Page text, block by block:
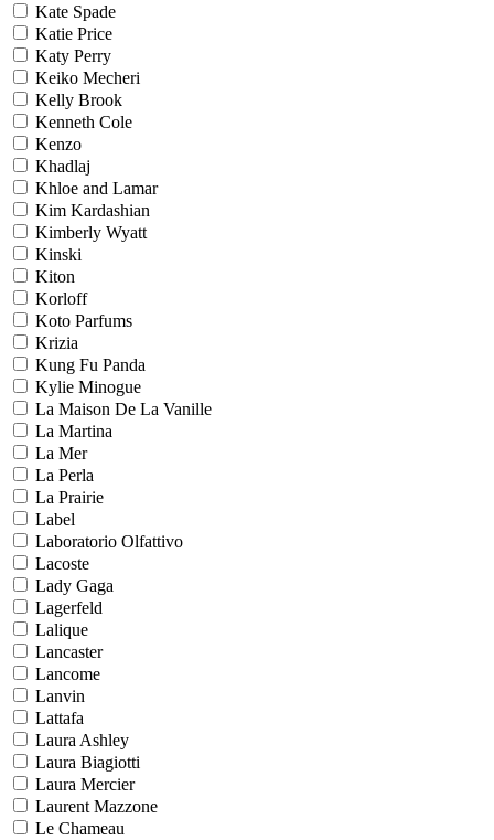
Kate Spade
Katie Price
Katy Perry
Keiko Mecheri
Kelly Brook
Kenneth Cole
Kenzo
Khadlaj
Khloe and Lamar
Kim Kardashian
Kimberly Wyatt
Kinski
Kiton
Korloff
Koto Parfums
Krizia
Kung Fu Panda
Kylie Minogue
La Maison De La Vanille
La Martina
La Mer
La Perla
La Prairie
Label
Laboratorio Olfattivo
Lacoste
Lady Gaga
Lagerfeld
Lalique
Lancaster
Lancome
Lanvin
Lattafa
Laura Ashley
Laura Biagiotti
Laura Mercier
Laurent Mazzone
Le Chameau